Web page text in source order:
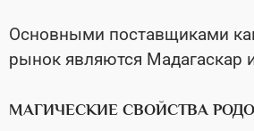
Основными поставщиками
рынок являются Мадагаскар
МАГИЧЕСКИЕ СВОЙСТВА